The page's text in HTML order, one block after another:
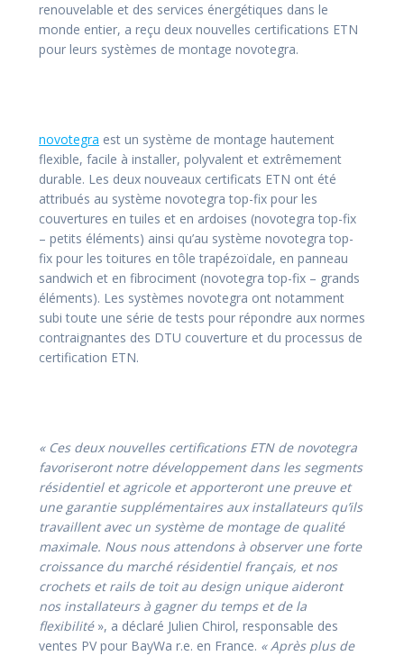
renouvelable et des services énergétiques dans le
monde entier, a reçu deux nouvelles certifications ETN
pour leurs systèmes de montage novotegra.
novotegra est un système de montage hautement
flexible, facile à installer, polyvalent et extrêmement
durable. Les deux nouveaux certificats ETN ont été
attribués au système novotegra top-fix pour les
couvertures en tuiles et en ardoises (novotegra top-fix
– petits éléments) ainsi qu’au système novotegra top-
fix pour les toitures en tôle trapézoïdale, en panneau
sandwich et en fibrociment (novotegra top-fix – grands
éléments). Les systèmes novotegra ont notamment
subi toute une série de tests pour répondre aux normes
contraignantes des DTU couverture et du processus de
certification ETN.
« Ces deux nouvelles certifications ETN de novotegra
favoriseront notre développement dans les segments
résidentiel et agricole et apporteront une preuve et
une garantie supplémentaires aux installateurs qu’ils
travaillent avec un système de montage de qualité
maximale. Nous nous attendons à observer une forte
croissance du marché résidentiel français, et nos
crochets et rails de toit au design unique aideront
nos installateurs à gagner du temps et de la
flexibilité», a déclaré Julien Chirol, responsable des
ventes PV pour BayWa r.e. en France. « Après plus de